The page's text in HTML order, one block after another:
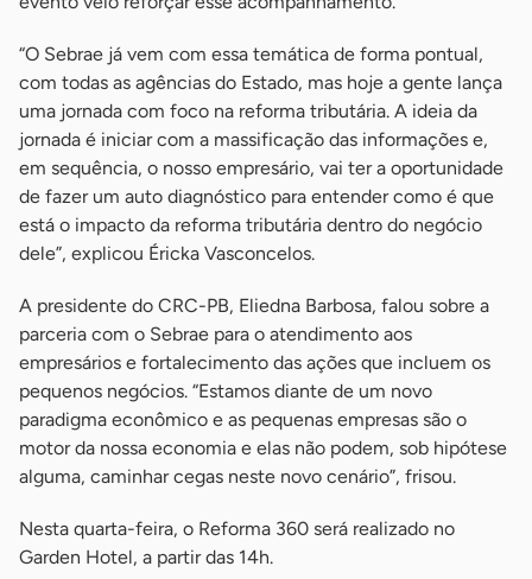
“O Sebrae já vem com essa temática de forma pontual,
com todas as agências do Estado, mas hoje a gente lança
uma jornada com foco na reforma tributária. A ideia da
jornada é iniciar com a massificação das informações e,
em sequência, o nosso empresário, vai ter a oportunidade
de fazer um auto diagnóstico para entender como é que
está o impacto da reforma tributária dentro do negócio
dele”, explicou Éricka Vasconcelos.
A presidente do CRC-PB, Eliedna Barbosa, falou sobre a
parceria com o Sebrae para o atendimento aos
empresários e fortalecimento das ações que incluem os
pequenos negócios. “Estamos diante de um novo
paradigma econômico e as pequenas empresas são o
motor da nossa economia e elas não podem, sob hipótese
alguma, caminhar cegas neste novo cenário”, frisou.
Nesta quarta-feira, o Reforma 360 será realizado no
Garden Hotel, a partir das 14h.